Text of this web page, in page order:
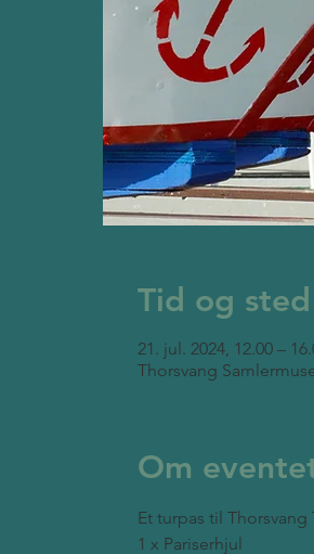
Tid og sted
21. jul. 2024, 12.00 –
Thorsvang
Om
Et turpas til
1 x Pariserhjul